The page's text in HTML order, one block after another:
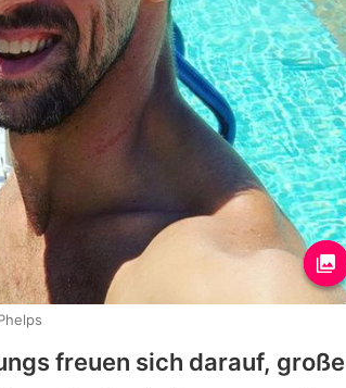
freuen sich darauf, große